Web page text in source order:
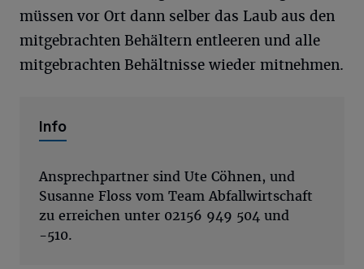
müssen vor Ort dann selber das Laub aus den
mitgebrachten Behältern entleeren und alle
mitgebrachten Behältnisse wieder mitnehmen.
Info
Ansprechpartner sind Ute Cöhnen, und
Susanne Floss vom Team Abfallwirtschaft
zu erreichen unter 02156 949 504 und
-510.